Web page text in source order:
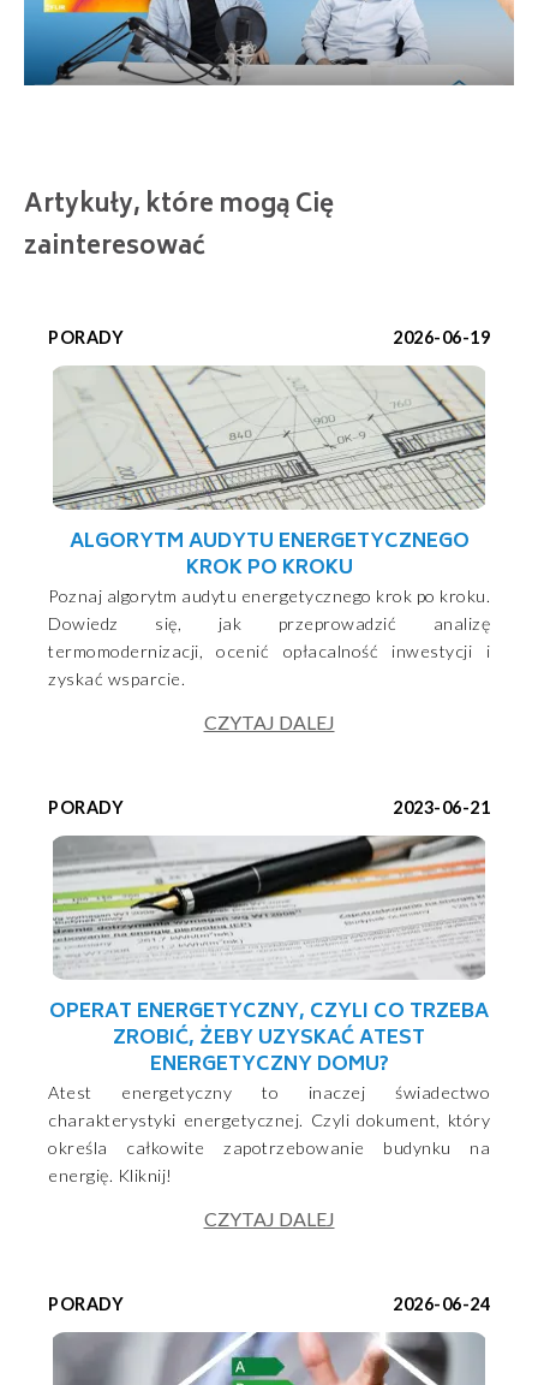
Artykuły, które mogą Cię
zainteresować
PORADY 2026-06-19
ALGORYTM AUDYTU ENERGETYCZNEGO
KROK PO KROKU
Poznaj algorytm audytu energetycznego krok po kroku.
Dowiedz się, jak przeprowadzić analizę
termomodernizacji, ocenić opłacalność inwestycji i
zyskać wsparcie.
CZYTAJ DALEJ
PORADY 2023-06-21
OPERAT ENERGETYCZNY, CZYLI CO TRZEBA
ZROBIĆ, ŻEBY UZYSKAĆ ATEST
ENERGETYCZNY DOMU?
Atest energetyczny to inaczej świadectwo
charakterystyki energetycznej. Czyli dokument, który
określa całkowite zapotrzebowanie budynku na
energię. Kliknij!
CZYTAJ DALEJ
PORADY 2026-06-24